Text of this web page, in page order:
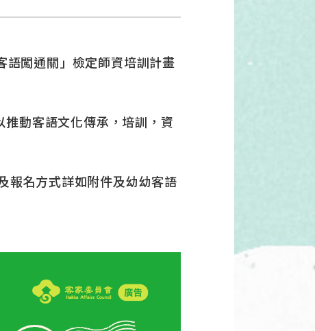
語闖通關」檢定師資培訓計畫
動客語文化傳承，培訓，資
報名方式詳如附件及幼幼客語